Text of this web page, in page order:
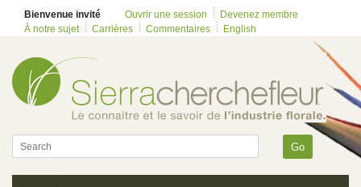
Bienvenue invité Ouvrir une session
Devenez membre
À notre sujet
Carrières Commentaires English
Go